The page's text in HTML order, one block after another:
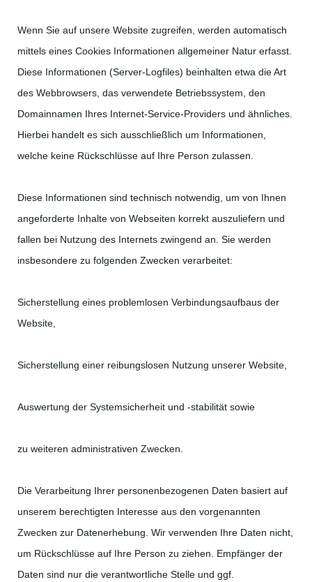
Wenn Sie auf unsere Website zugreifen, werden automatisch
mittels eines Cookies Informationen allgemeiner Natur erfasst.
Diese Informationen (Server-Logfiles) beinhalten etwa die Art
des Webbrowsers, das verwendete Betriebssystem, den
Domainnamen Ihres Internet-Service-Providers und ähnliches.
Hierbei handelt es sich ausschließlich um Informationen,
welche keine Rückschlüsse auf Ihre Person zulassen.
Diese Informationen sind technisch notwendig, um von Ihnen
angeforderte Inhalte von Webseiten korrekt auszuliefern und
fallen bei Nutzung des Internets zwingend an. Sie werden
insbesondere zu folgenden Zwecken verarbeitet:
Sicherstellung eines problemlosen Verbindungsaufbaus der
Website,
Sicherstellung einer reibungslosen Nutzung unserer Website,
Auswertung der Systemsicherheit und -stabilität sowie
zu weiteren administrativen Zwecken.
Die Verarbeitung Ihrer personenbezogenen Daten basiert auf
unserem berechtigten Interesse aus den vorgenannten
Zwecken zur Datenerhebung. Wir verwenden Ihre Daten nicht,
um Rückschlüsse auf Ihre Person zu ziehen. Empfänger der
Daten sind nur die verantwortliche Stelle und ggf.